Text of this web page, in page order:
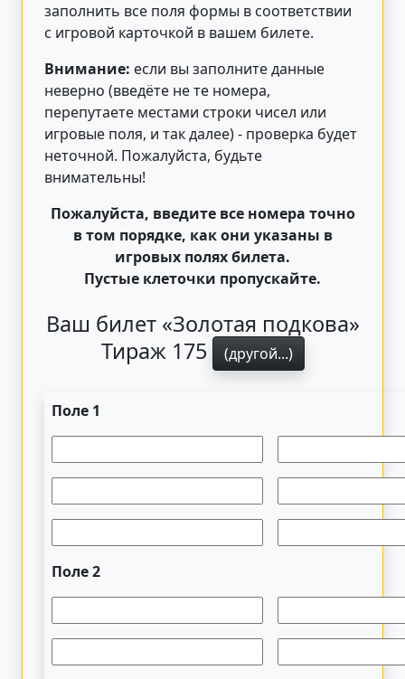
заполнить все поля формы в соответствии
с игровой карточкой в вашем билете.
Внимание: если вы заполните данные
неверно (введёте не те номера,
перепутаете местами строки чисел или
игровые поля, и так далее) - проверка будет
неточной. Пожалуйста, будьте
внимательны!
Пожалуйста, введите все номера точно
в том порядке, как они указаны в
игровых полях билета.
Пустые клеточки пропускайте.
Ваш билет «Золотая подкова»
Тираж 175
(другой...)
Поле 1
Поле 2